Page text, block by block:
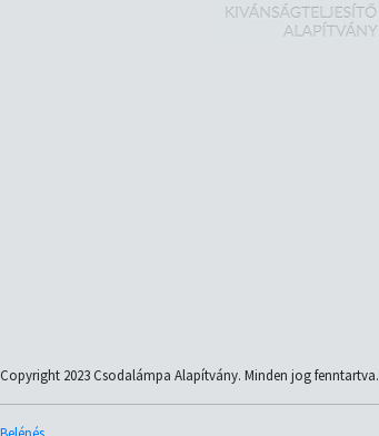
Copyright 2023 Csodalámpa Alapítvány. Minden jog fenntartva.